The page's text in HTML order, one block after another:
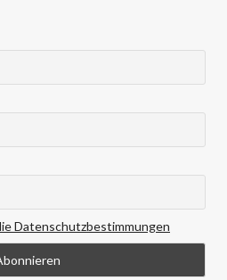
Datenschutzbestimmungen